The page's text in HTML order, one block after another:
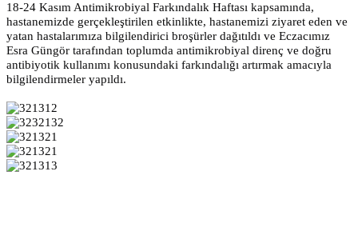
18-24 Kasım Antimikrobiyal Farkındalık Haftası kapsamında,
hastanemizde gerçekleştirilen etkinlikte, hastanemizi ziyaret eden ve
yatan hastalarımıza bilgilendirici broşürler dağıtıldı ve Eczacımız
Esra Güngör tarafından toplumda antimikrobiyal direnç ve doğru
antibiyotik kullanımı konusundaki farkındalığı artırmak amacıyla
bilgilendirmeler yapıldı.